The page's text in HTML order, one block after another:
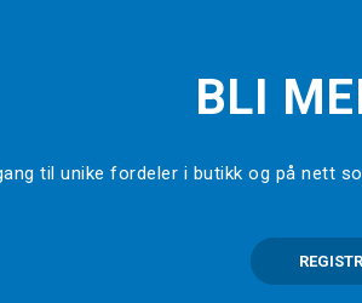
BLI
til unike fordeler i butikk og på nett